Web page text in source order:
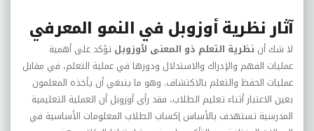
آثار نظرية أوزوبل في النمو المعرفي
لا شك أن نظرية التعلم ذو المعنى لأوزوبل تؤكد على أهمية
عمليات الفهم والإدراك والاستدلال ودورها في عملية التعلم، في مقابل
عمليات الحفظ والتعلم بالاكتشاف. وهو ما ينبغي أن يأخذه المعلمون
بعين الاعتبار أثناء تعليم الطلاب، فقد رأى أوزوبل أن العملية التعليمية
المدرسية تستهدف بالأساس إكساب الطلاب المعلومات الأساسية في